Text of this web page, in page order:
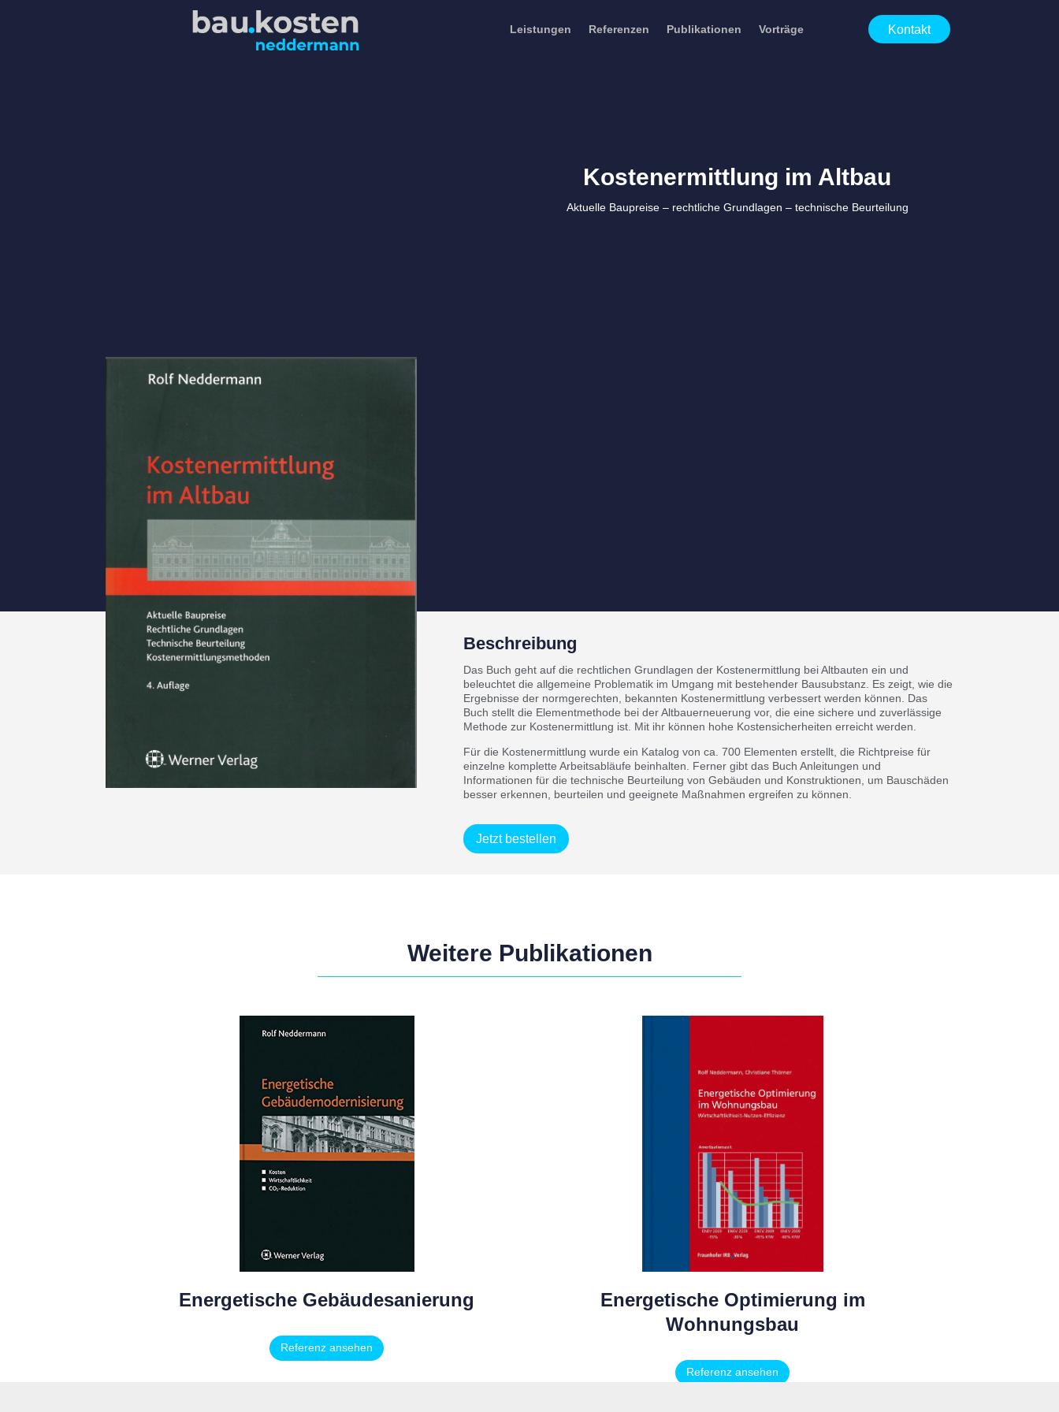
Leistungen Referenzen Publikationen Vorträge Kontakt
Kostenermittlung im Altbau
Aktuelle Baupreise – rechtliche Grundlagen – technische Beurteilung
Beschreibung
Das Buch geht auf die rechtlichen Grundlagen der Kostenermittlung bei Altbauten ein und
beleuchtet die allgemeine Problematik im Umgang mit bestehender Bausubstanz. Es zeigt, wie die
Ergebnisse der normgerechten, bekannten Kostenermittlung verbessert werden können. Das
Buch stellt die Elementmethode bei der Altbauerneuerung vor, die eine sichere und zuverlässige
Methode zur Kostenermittlung ist. Mit ihr können hohe Kostensicherheiten erreicht werden.
Für die Kostenermittlung wurde ein Katalog von ca. 700 Elementen erstellt, die Richtpreise für
einzelne komplette Arbeitsabläufe beinhalten. Ferner gibt das Buch Anleitungen und
Informationen für die technische Beurteilung von Gebäuden und Konstruktionen, um Bauschäden
besser erkennen, beurteilen und geeignete Maßnahmen ergreifen zu können.
Jetzt bestellen
Weitere Publikationen
Energetische Gebäudesanierung
Referenz ansehen
Energetische Optimierung im
Wohnungsbau
Referenz ansehen